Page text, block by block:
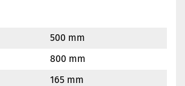
500 mm
800 mm
165 mm